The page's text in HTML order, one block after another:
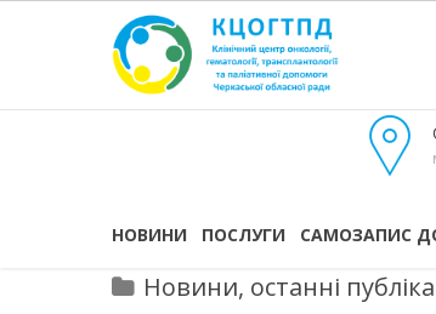
НОВИНИ ПОСЛУГИ САМОЗАПИС
Новини, останні